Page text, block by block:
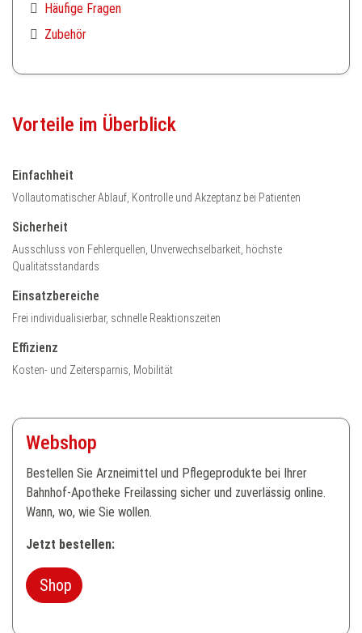
Häufige Fragen
Zubehör
Vorteile im Überblick
Einfachheit
Vollautomatischer Ablauf, Kontrolle und Akzeptanz bei Patienten
Sicherheit
Ausschluss von Fehlerquellen, Unverwechselbarkeit, höchste
Qualitätsstandards
Einsatzbereiche
Frei individualisierbar, schnelle Reaktionszeiten
Effizienz
Kosten- und Zeitersparnis, Mobilität
Webshop
Bestellen Sie Arzneimittel und Pflegeprodukte bei Ihrer
Bahnhof-Apotheke Freilassing sicher und zuverlässig online.
Wann, wo, wie Sie wollen.
Jetzt bestellen:
Shop